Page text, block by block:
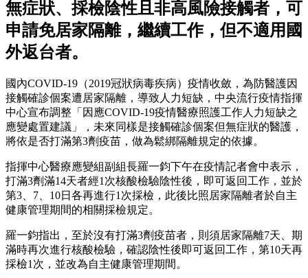
無症狀、採檢陰性且非高風險接觸者，可
申請免居家隔離，繼續工作，但不適用國
外返台者。
國內COVID-19（2019冠狀病毒疾病）疫情收斂，為防醫護因
接觸確診個案遭居家隔離，導致人力短缺，中央流行疫情指揮
中心宣布調整「因應COVID-19疫情醫療照護工作人力短缺之
應變處置建議」，未來同樣是接觸確診個案但無症狀的醫護，
將依是否打滿第3劑疫苗，做為鬆綁隔離規定的依據。
指揮中心醫療應變組副組長羅一鈞下午在疫情記者會中表示，
打滿3劑滿14天者經1次核酸檢驗陰性後，即可返回工作，並於
第3、7、10日各再進行1次採檢，此後比照居家隔離者於自主
健康管理期間的相關採檢規定。
羅一鈞指出，至於沒有打滿3劑疫苗者，則須居家隔離7天、期
滿時再次進行核酸檢驗，確認陰性後即可返回工作，第10天再
採檢1次，並改為自主健康管理期間。